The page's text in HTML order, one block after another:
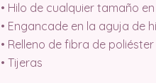
• Hilo de cualquier tamaño
• Engancade en la aguja de
• Relleno de fibra de poliéster
• Tijeras